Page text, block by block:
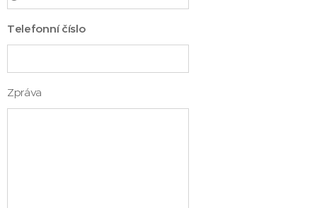
Telefonní číslo
Zpráva